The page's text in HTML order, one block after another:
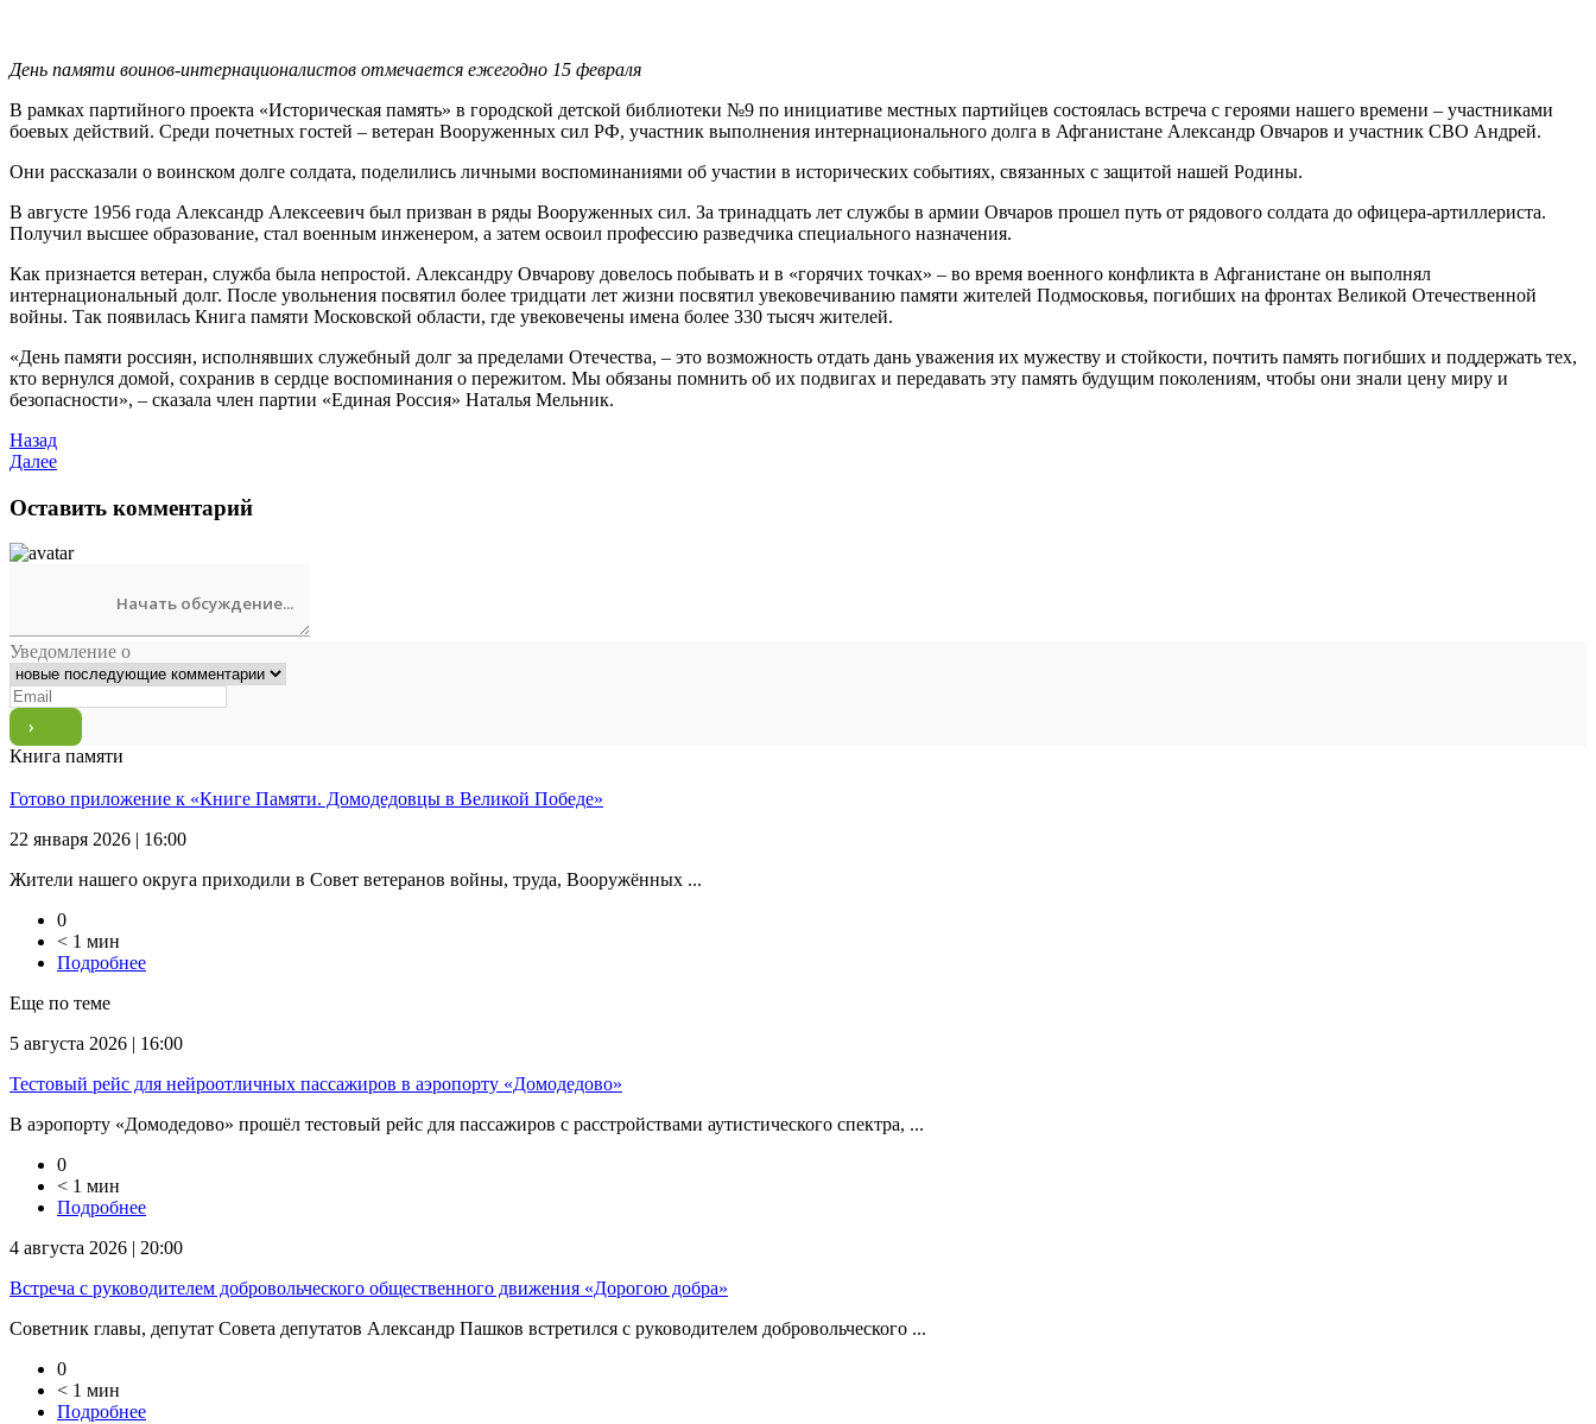
День памяти воинов-интернационалистов отмечается ежегодно 15 февраля
В рамках партийного проекта «Историческая память» в городской детской библиотеки №9 по инициативе местных партийцев состоялась встреча с героями нашего времени – участниками
боевых действий. Среди почетных гостей – ветеран Вооруженных сил РФ, участник выполнения интернационального долга в Афганистане Александр Овчаров и участник СВО Андрей.
Они рассказали о воинском долге солдата, поделились личными воспоминаниями об участии в исторических событиях, связанных с защитой нашей Родины.
В августе 1956 года Александр Алексеевич был призван в ряды Вооруженных сил. За тринадцать лет службы в армии Овчаров прошел путь от рядового солдата до офицера-артиллериста.
Получил высшее образование, стал военным инженером, а затем освоил профессию разведчика специального назначения.
Как признается ветеран, служба была непростой. Александру Овчарову довелось побывать и в «горячих точках» – во время военного конфликта в Афганистане он выполнял
интернациональный долг. После увольнения посвятил более тридцати лет жизни посвятил увековечиванию памяти жителей Подмосковья, погибших на фронтах Великой Отечественной
войны. Так появилась Книга памяти Московской области, где увековечены имена более 330 тысяч жителей.
«День памяти россиян, исполнявших служебный долг за пределами Отечества, – это возможность отдать дань уважения их мужеству и стойкости, почтить память погибших и поддержать тех,
кто вернулся домой, сохранив в сердце воспоминания о пережитом. Мы обязаны помнить об их подвигах и передавать эту память будущим поколениям, чтобы они знали цену миру и
безопасности», – сказала член партии «Единая Россия» Наталья Мельник.
Назад
Далее
Оставить комментарий
Уведомление о
Книга памяти
Готово приложение к «Книге Памяти. Домодедовцы в Великой Победе»
22 января 2026 | 16:00
Жители нашего округа приходили в Совет ветеранов войны, труда, Вооружённых ...
0
< 1 мин
Подробнее
Еще по теме
5 августа 2026 | 16:00
Тестовый рейс для нейроотличных пассажиров в аэропорту «Домодедово»
В аэропорту «Домодедово» прошёл тестовый рейс для пассажиров с расстройствами аутистического спектра, ...
0
< 1 мин
Подробнее
4 августа 2026 | 20:00
Встреча с руководителем добровольческого общественного движения «Дорогою добра»
Советник главы, депутат Совета депутатов Александр Пашков встретился с руководителем добровольческого ...
0
< 1 мин
Подробнее